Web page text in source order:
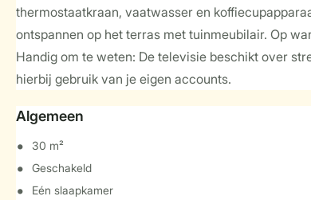
thermostaatkraan, vaatwasser en
ontspannen op het terras met tuinmeubilair. Op
Handig om te weten: De televisie beschikt over
hierbij gebruik van je eigen accounts.
Algemeen
30 m²
Geschakeld
Eén slaapkamer